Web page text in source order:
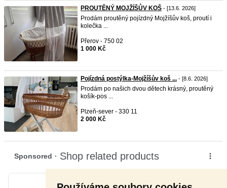
PROUTĚNÝ MOJŽÍŠŮV KOŠ - [13.6. 2026]
Prodám proutěný pojízdný Mojžíšův koš, proutí i
kolečka ...
Přerov - 750 02
1 000 Kč
Pojízdná postýlka-Mojžíšův koš ... - [8.6. 2026]
Prodám po našich dvou dětech krásný, proutěný
košík-pos ...
Plzeň-sever - 330 11
2 000 Kč